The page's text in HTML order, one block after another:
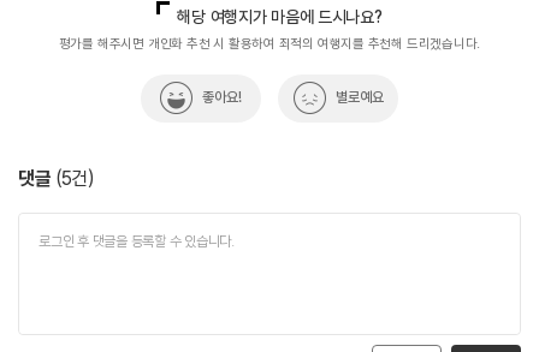
해당 여행지가 마음에 드시나요?
평가를 해주시면 개인화 추천 시 활용하여 최적의 여행지를 추천해 드리겠습니다.
좋아요! 별로예요
댓글 (5건)